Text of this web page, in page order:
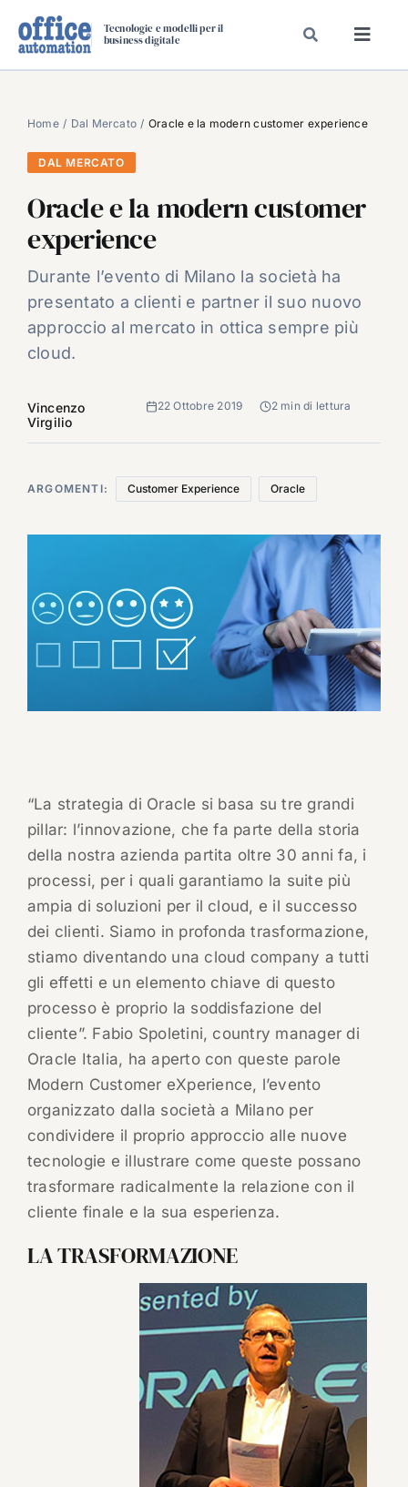
Tecnologie e modelli per il
business digitale
SPECIAL PAPER
TAVOLE ROTONDE DI REDAZIONE
CARRIERE
VIDEO
EVENTI
CHI SIAMO
Home Dal Mercato Oracle e la modern customer experience
DAL MERCATO
Oracle e la modern customer
experience
Durante l’evento di Milano la società ha
presentato a clienti e partner il suo nuovo
approccio al mercato in ottica sempre più
cloud.
Vincenzo
Virgilio
22 Ottobre 2019 2 min di lettura
ARGOMENTI: Customer Experience Oracle
“La strategia di Oracle si basa su tre grandi
pillar: l’innovazione, che fa parte della storia
della nostra azienda partita oltre 30 anni fa, i
processi, per i quali garantiamo la suite più
ampia di soluzioni per il cloud, e il successo
dei clienti. Siamo in profonda trasformazione,
stiamo diventando una cloud company a tutti
gli effetti e un elemento chiave di questo
processo è proprio la soddisfazione del
cliente”. Fabio Spoletini, country manager di
Oracle Italia, ha aperto con queste parole
Modern Customer eXperience, l’evento
organizzato dalla società a Milano per
condividere il proprio approccio alle nuove
tecnologie e illustrare come queste possano
trasformare radicalmente la relazione con il
cliente finale e la sua esperienza.
LA TRASFORMAZIONE